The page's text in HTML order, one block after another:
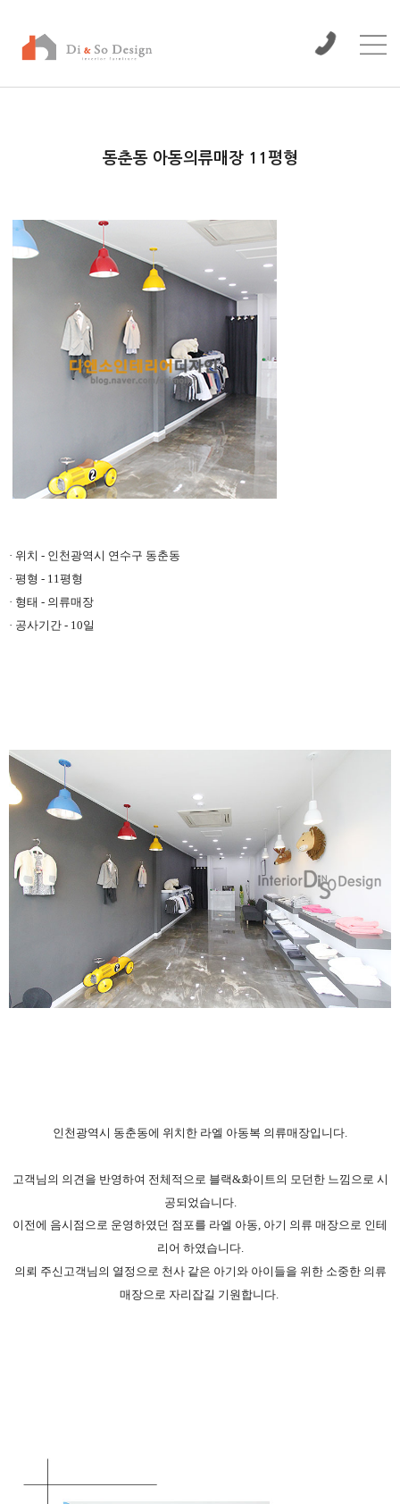
동춘동 아동의류매장 11평형
본문
· 위치 - 인천광역시 연수구 동춘동
· 평형 - 11평형
· 형태 - 의류매장
· 공사기간 - 10일
인천광역시 동춘동에 위치한 라엘 아동복 의류매장입니다.
고객님의 의견을 반영하여 전체적으로 블랙&화이트의 모던한 느낌으로 시
공되었습니다.
이전에 음시점으로 운영하였던 점포를 라엘 아동, 아기 의류 매장으로 인테
리어 하였습니다.
의뢰 주신고객님의 열정으로 천사 같은 아기와 아이들을 위한 소중한 의류
매장으로 자리잡길 기원합니다.